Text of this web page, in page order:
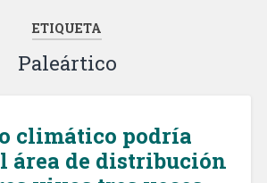
ETIQUETA
Paleártico
climático podría
área de distribución